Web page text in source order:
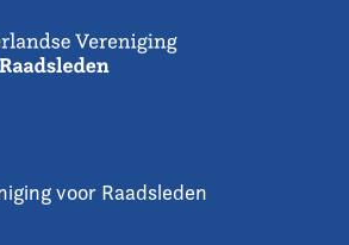
voor Raadsleden